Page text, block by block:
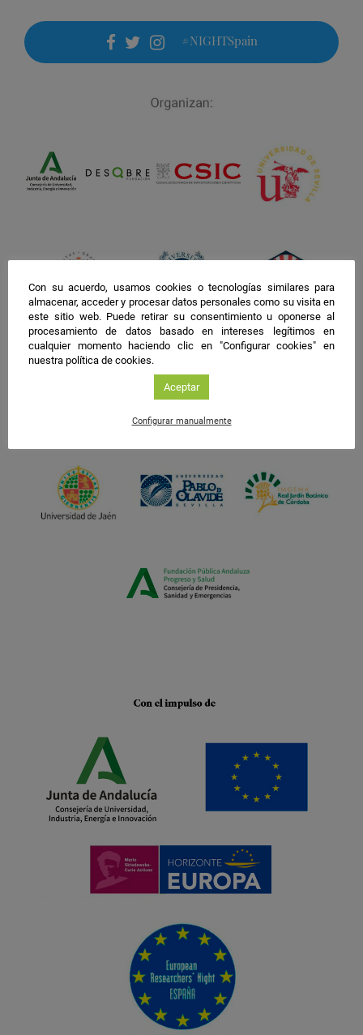
facebook
twitter
instagram
#NIGHTSpain
Con su acuerdo, usamos cookies o tecnologías similares para
almacenar, acceder y procesar datos personales como su visita en
este sitio web. Puede retirar su consentimiento u oponerse al
procesamiento de datos basado en intereses legítimos en
cualquier momento haciendo clic en "Configurar cookies" en
nuestra política de cookies.
Aceptar
Configurar manualmente